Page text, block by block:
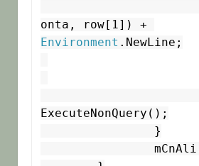
Environment .NewLine;
ExecuteNonQuery();